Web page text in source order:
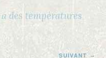
des températures
SUIVANT